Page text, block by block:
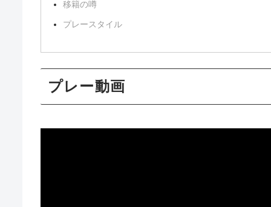
移籍の噂
プレースタイル
プレー動画